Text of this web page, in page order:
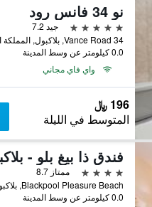
نو 34 فانس رود
5 نجوم
جيد 7.2
34 Vance Road, بلاكبول, المملكة المتحدة
0.0 كيلومتر عن وسط المدينة
واي فاي مجاني
196 ﷼
المتوسط في الليلة
4 نجوم
ممتاز 8.7
0.0 كيلومتر عن وسط المدينة